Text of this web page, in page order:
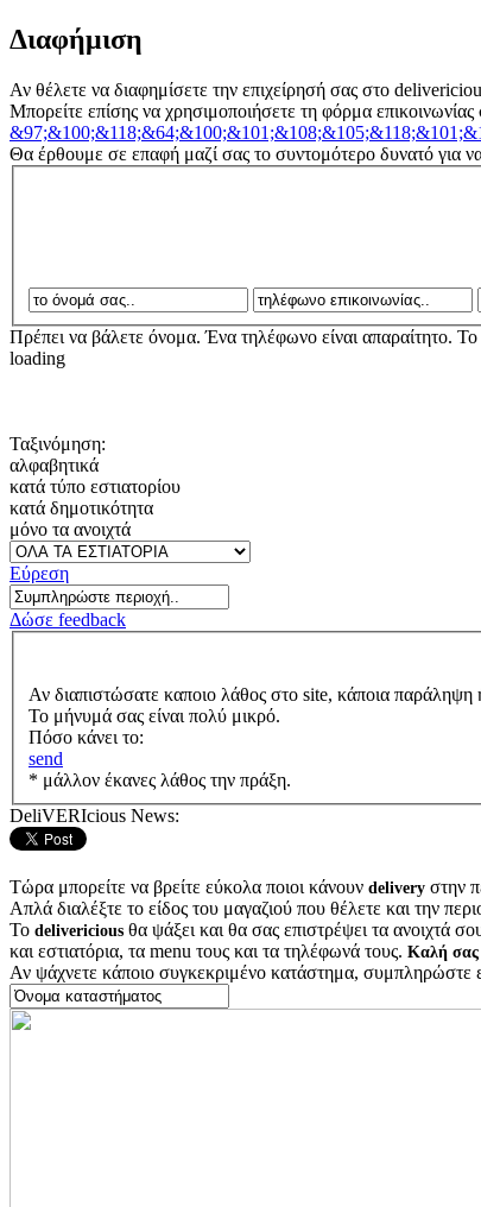
Διαφήμιση
Αν θέλετε να διαφημίσετε την επιχείρησή σας στο
Μπορείτε επίσης να χρησιμοποιήσετε τη φόρμα
Θα έρθουμε σε επαφή μαζί σας το συντομότερο δυνατό για
Πρέπει να βάλετε όνομα. Ένα τηλέφωνο είναι απαραίτητο. To
loading
Ταξινόμηση:
αλφαβητικά
κατά τύπο εστιατορίου
κατά δημοτικότητα
μόνο τα ανοιχτά
Εύρεση
Δώσε feedback
Αν διαπιστώσατε καποιο λάθος στο site, κάποια παράληψη
Το μήνυμά σας είναι πολύ μικρό.
Πόσο κάνει το:
send
* μάλλον έκανες λάθος την πράξη.
DeliVERIcious News:
Τώρα μπορείτε να βρείτε εύκολα ποιοι κάνουν delivery στην
Απλά διαλέξτε το είδος του μαγαζιού που θέλετε και την
Το delivericious θα ψάξει και θα σας επιστρέψει τα ανοιχτά
και εστιατόρια, τα menu τους και τα τηλέφωνά τους. Καλή σας
Αν ψάχνετε κάποιο συγκεκριμένο κατάστημα, συμπληρώστε